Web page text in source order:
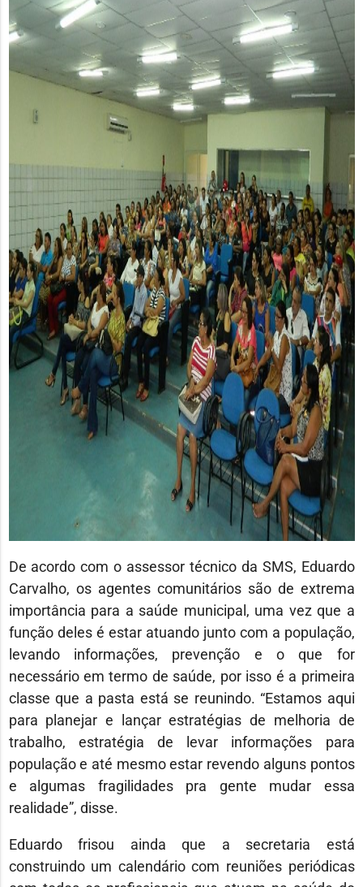
De acordo com o assessor técnico da SMS, Eduardo
Carvalho, os agentes comunitários são de extrema
importância para a saúde municipal, uma vez que a
função deles é estar atuando junto com a população,
levando informações, prevenção e o que for
necessário em termo de saúde, por isso é a primeira
classe que a pasta está se reunindo. “Estamos aqui
para planejar e lançar estratégias de melhoria de
trabalho, estratégia de levar informações para
população e até mesmo estar revendo alguns pontos
e algumas fragilidades pra gente mudar essa
realidade”, disse.
Eduardo frisou ainda que a secretaria está
construindo um calendário com reuniões periódicas